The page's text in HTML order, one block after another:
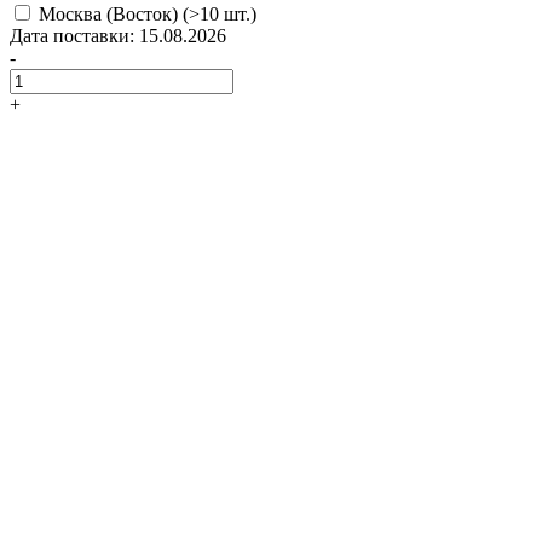
Москва (Восток) (>10 шт.)
Дата поставки: 15.08.2026
-
+